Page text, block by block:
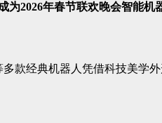
为2026年春节联欢晚会智能机
款经典机器人凭借科技美学